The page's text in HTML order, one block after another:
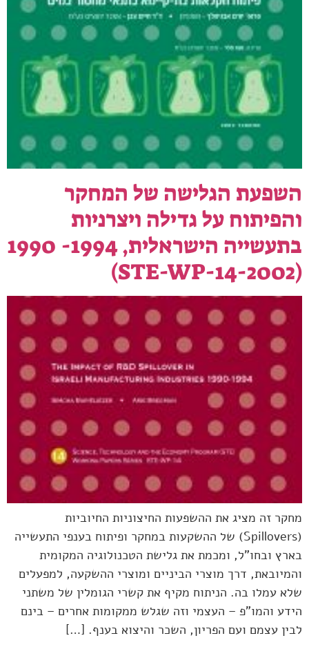
השפעת הגלישה של המחקר
והפיתוח על גדילה ויצרניות
בתעשייה הישראלית, 1994- 1990
(STE-WP-14-2002)
מחקר זה מציג את ההשפעות החיצוניות החיוביות
(Spillovers) של ההשקעות במחקר ופיתוח בענפי התעשייה
בארץ ובחו"ל, ומכמת את גלישת הטכנולוגיה המקומית
והמיובאת, דרך מוצרי הביניים ומוצרי ההשקעה, למפעלים
שלא עמלו בה. הניתוח מקיף את קשרי הגומלין של משתני
הידע והמו"פ – העצמי וזה שגלש ממקומות אחרים – בינם
לבין עצמם ועם הפריון, השכר והיצוא בענף. […]